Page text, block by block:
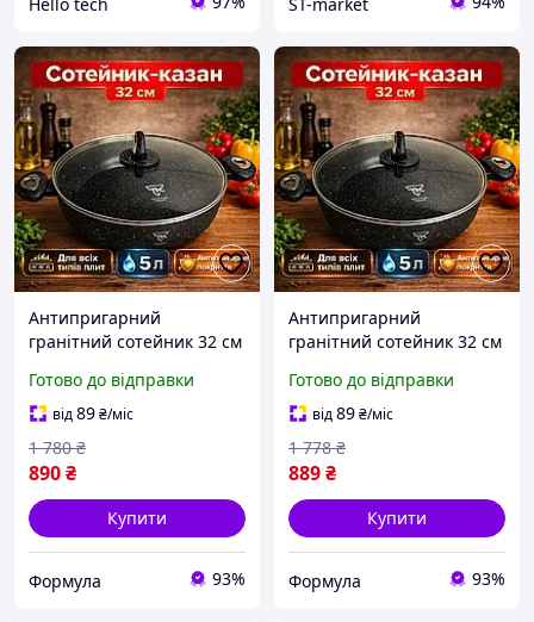
Антипригарний
гранітний сотейник 32 см
Кухонний сотейник з
термостійкою кришкою
Готово до відправки
від89₴/міс
890₴
1 780 ₴
Купити
Формула 93%
Антипригарний
гранітний сотейник 32 см
Кухонний сотейник з
термостійкою кришкою
Готово до відправки
від89₴/міс
889₴
1 778 ₴
Купити
Формула 93%